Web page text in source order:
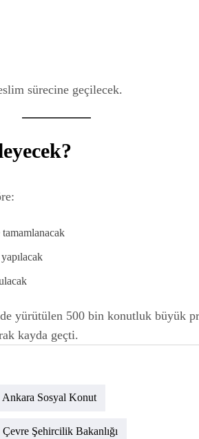
sürecine geçilecek.
yürütülen 500 bin konutluk büyük
kayda geçti.
Ankara Sosyal Konut
Çevre Şehircilik Bakanlığı